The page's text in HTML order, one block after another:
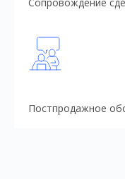
Постпродажное